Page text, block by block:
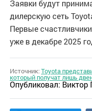
Заявки будут
дилерскую сеть
Первые
уже в декабре 2025
Источник:Toyota
который получат лишь
Опубликовал: Виктор